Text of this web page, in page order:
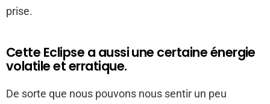
prise.
Cette Eclipse a aussi une certaine énergie
volatile et erratique.
De sorte que nous pouvons nous sentir un peu